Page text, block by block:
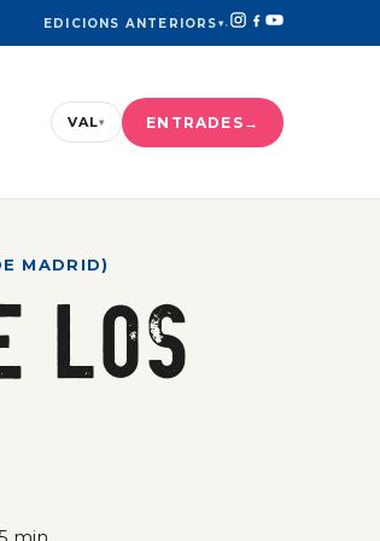
EDICIONS ANTERIORS ▾·
VAL▾ ENTRADES
MADRID)
los